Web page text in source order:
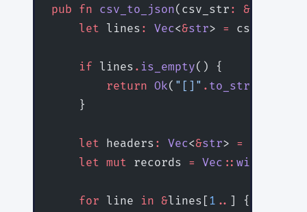
pub fn csv_to_json(csv_str : &
    let
lines : Vec<&str> = csv_str
    if
lines . is_empty() {
        return
Ok( "[]" . to_string
    }
    let
headers : Vec<&str> =
    let
mut records = Vec ::
    for
line in &lines[ 1 .. ] {